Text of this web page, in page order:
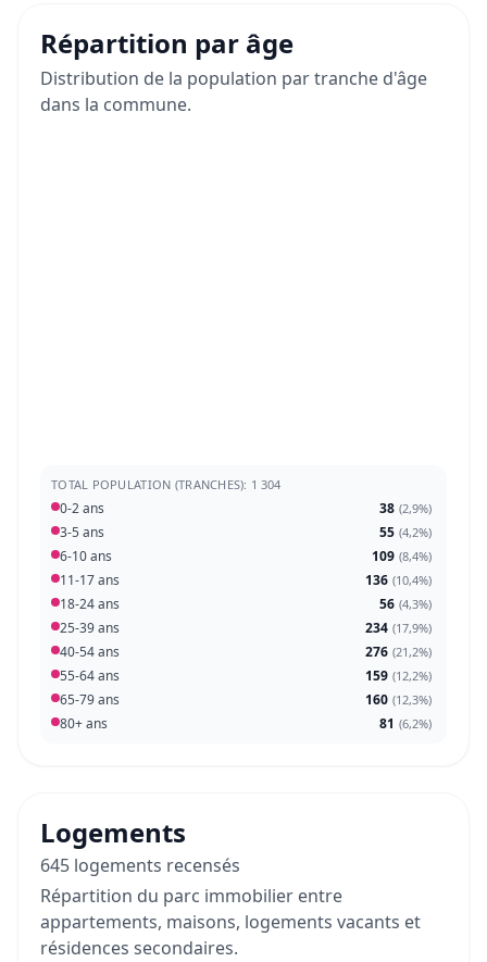
Répartition par âge
Distribution de la population par tranche d'âge
dans la commune.
TOTAL POPULATION (TRANCHES): 1 304
0-2 ans 38 (2,9%)
3-5 ans 55 (4,2%)
6-10 ans 109 (8,4%)
11-17 ans 136 (10,4%)
18-24 ans 56 (4,3%)
25-39 ans 234 (17,9%)
40-54 ans 276 (21,2%)
55-64 ans 159 (12,2%)
65-79 ans 160 (12,3%)
80+ ans 81 (6,2%)
Logements
645 logements recensés
Répartition du parc immobilier entre
appartements, maisons, logements vacants et
résidences secondaires.